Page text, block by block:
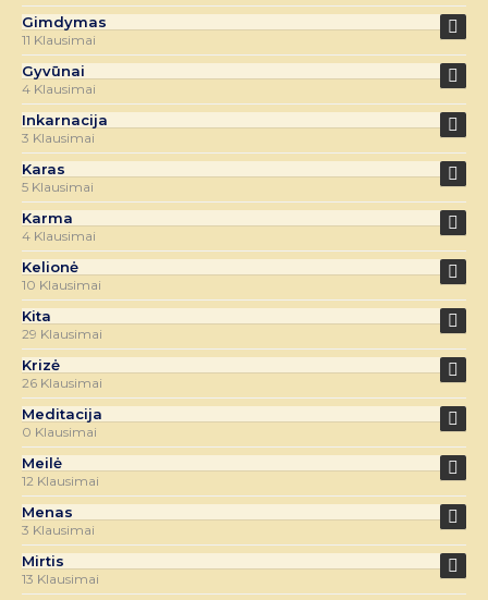
Gimdymas
11 Klausimai
Gyvūnai
4 Klausimai
Inkarnacija
3 Klausimai
Karas
5 Klausimai
Karma
4 Klausimai
Kelionė
10 Klausimai
Kita
29 Klausimai
Krizė
26 Klausimai
Meditacija
0 Klausimai
Meilė
12 Klausimai
Menas
3 Klausimai
Mirtis
13 Klausimai